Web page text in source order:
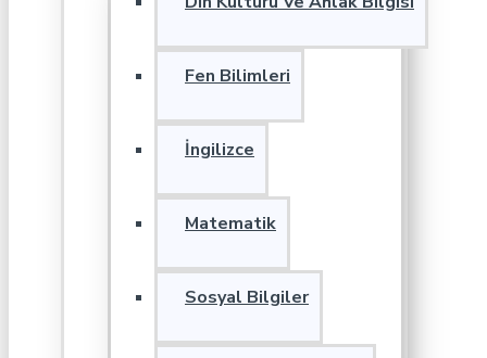
Fen Bilimleri
İngilizce
Matematik
Sosyal Bilgiler